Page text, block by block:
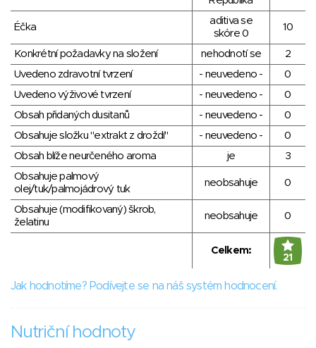
Éčka
aditiva se
skóre 0
10
Konkrétní požadavky na složení nehodnotí se
2
Uvedeno zdravotní tvrzení
- neuvedeno -
0
Uvedeno výživové tvrzení
- neuvedeno -
0
Obsah přidaných dusitanů
- neuvedeno -
0
Obsahuje složku "extrakt z droždí"
- neuvedeno -
0
Obsah blíže neurčeného aroma
je
3
Obsahuje palmový
olej/tuk/palmojádrový tuk
neobsahuje 0
Obsahuje (modifikovaný) škrob,
želatinu
neobsahuje 0
Celkem:
21
Jak hodnotíme? Podívejte se na náš systém hodnocení.
Nutriční hodnoty